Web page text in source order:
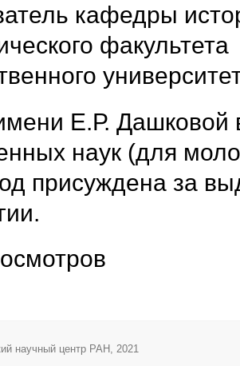
кафедры
факультета
Е.Р. Дашковой
наук (для
присуждена за
научный центр РАН, 2021